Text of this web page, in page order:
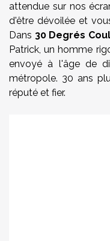
attendue sur nos
d'être dévoilée et
Dans 30 Degrés
Patrick, un homme
envoyé à l'âge de
métropole. 30 ans
réputé et fier.